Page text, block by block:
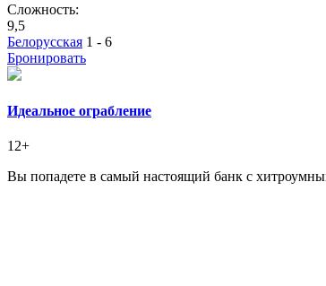
Сложность:
9,5
Белорусская 1 - 6
Бронировать
Идеальное ограбление
12+
Вы попадете в самый настоящий банк с